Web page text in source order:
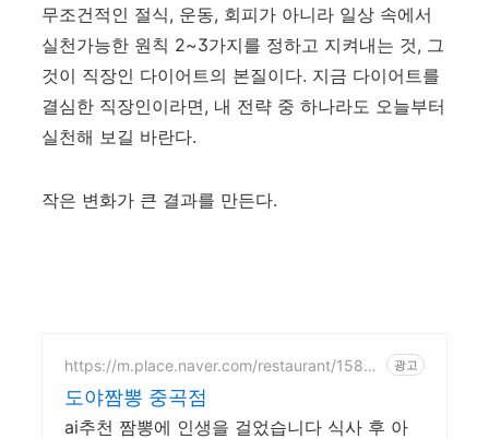
무조건적인 절식, 운동, 회피가 아니라 일상 속에서
실천가능한 원칙 2~3가지를 정하고 지켜내는 것, 그
것이 직장인 다이어트의 본질이다. 지금 다이어트를
결심한 직장인이라면, 내 전략 중 하나라도 오늘부터
실천해 보길 바란다.
작은 변화가 큰 결과를 만든다.
https://m.place.naver.com/restaurant/15852
광고
도야짬뽕 중곡점
ai추천 짬뽕에 인생을 걸었습니다 식사 후 아